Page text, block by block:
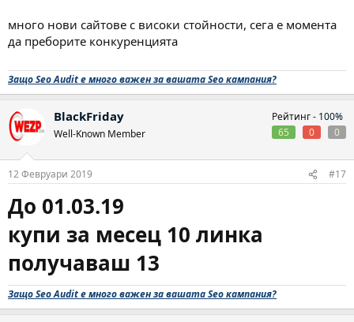
много нови сайтове с високи стойности, сега е момента
да преборите конкуренцията
Защо Seo Audit е много важен за вашата Seo кампания?
BlackFriday
Well-Known Member
Рейтинг - 100%
65
0 0
12 Февруари 2019 #17
До 01.03.19
купи за месец 10 линка
получаваш 13
Защо Seo Audit е много важен за вашата Seo кампания?